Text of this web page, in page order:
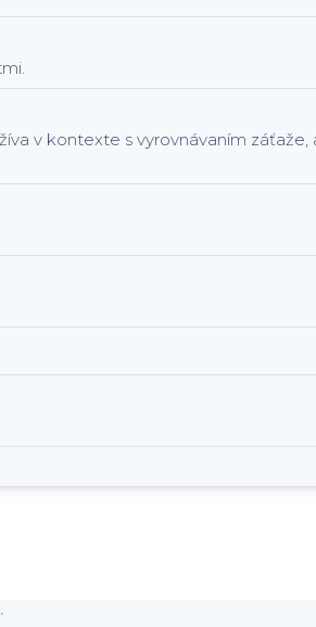
v kontexte s vyrovnávaním záťaže,